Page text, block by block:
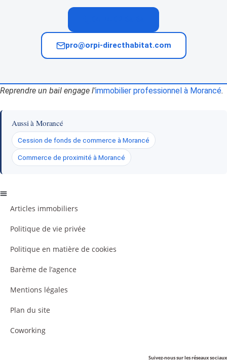
pro@orpi-directhabitat.com
Reprendre un bail engage l'immobilier professionnel à Morancé.
Aussi à Morancé
Cession de fonds de commerce à Morancé
Commerce de proximité à Morancé
Articles immobiliers
Politique de vie privée
Politique en matière de cookies
Barème de l’agence
Mentions légales
Plan du site
Coworking
Suivez-nous sur les réseaux sociaux